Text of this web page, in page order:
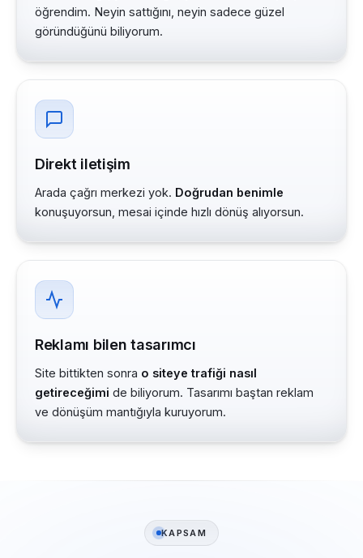
öğrendim. Neyin sattığını, neyin sadece güzel
göründüğünü biliyorum.
Direkt iletişim
Arada çağrı merkezi yok. Doğrudan benimle
konuşuyorsun, mesai içinde hızlı dönüş alıyorsun.
Reklamı bilen tasarımcı
Site bittikten sonra o siteye trafiği nasıl
getireceğimi de biliyorum. Tasarımı baştan reklam
ve dönüşüm mantığıyla kuruyorum.
KAPSAM